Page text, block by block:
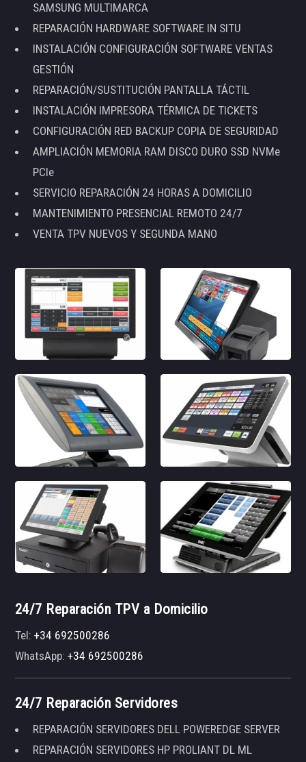
SAMSUNG MULTIMARCA
REPARACIÓN HARDWARE SOFTWARE IN SITU
INSTALACIÓN CONFIGURACIÓN SOFTWARE VENTAS
GESTIÓN
REPARACIÓN/SUSTITUCIÓN PANTALLA TÁCTIL
INSTALACIÓN IMPRESORA TÉRMICA DE TICKETS
CONFIGURACIÓN RED BACKUP COPIA DE SEGURIDAD
AMPLIACIÓN MEMORIA RAM DISCO DURO SSD NVMe
PCIe
SERVICIO REPARACIÓN 24 HORAS A DOMICILIO
MANTENIMIENTO PRESENCIAL REMOTO 24/7
VENTA TPV NUEVOS Y SEGUNDA MANO
24/7 Reparación TPV a Domicilio
Tel:+34 692500286
WhatsApp:+34 692500286
24/7 Reparación Servidores
REPARACIÓN SERVIDORES DELL POWEREDGE SERVER
REPARACIÓN SERVIDORES HP PROLIANT DL ML